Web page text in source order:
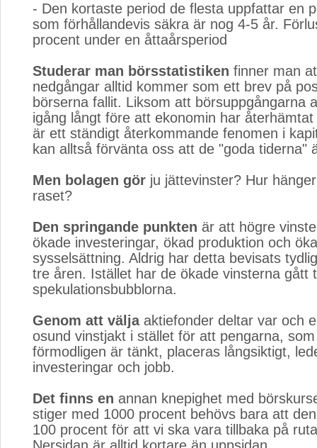
- Den kortaste period de flesta uppfattar en
som förhållandevis säkra är nog 4-5 år.
procent under en åttaårsperiod
Studerar man börsstatistiken finner man
nedgångar alltid kommer som ett brev på
börserna fallit. Liksom att börsuppgångarna
igång långt före att ekonomin har
är ett ständigt återkommande fenomen i
kan alltså förvänta oss att de "goda tiderna"
Men bolagen gör ju jättevinster? Hur
raset?
Den springande punkten är att högre
ökade investeringar, ökad produktion och
sysselsättning. Aldrig har detta bevisats
tre åren. Istället har de ökade vinsterna gått
spekulationsbubblorna.
Genom att väljaaktiefonder deltar var och
osund vinstjakt i stället för att pengarna,
förmodligen är tänkt, placeras långsiktigt,
investeringar och jobb.
Det finns en annan knepighet med
stiger med 1000 procent behövs bara att
100 procent för att vi ska vara tillbaka på